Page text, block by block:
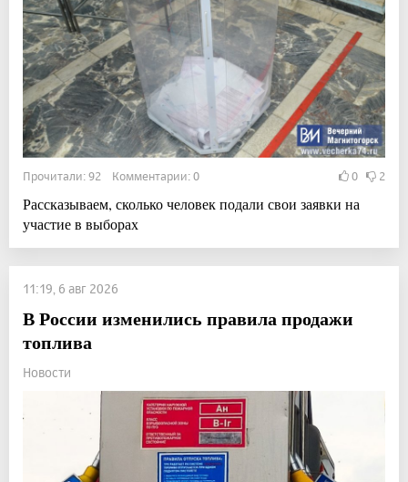
Прочитали: 92 Комментарии: 0 0 2
Рассказываем, сколько человек подали свои заявки на
участие в выборах
11:19, 6 авг 2026
В России изменились правила продажи
топлива
Новости